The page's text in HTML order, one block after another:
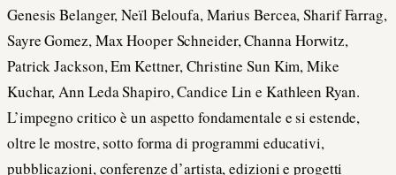
Genesis Belanger, Neïl Beloufa, Marius Bercea, Sharif Farrag,
Sayre Gomez, Max Hooper Schneider, Channa Horwitz,
Patrick Jackson, Em Kettner, Christine Sun Kim, Mike
Kuchar, Ann Leda Shapiro, Candice Lin e Kathleen Ryan.
L’impegno critico è un aspetto fondamentale e si estende,
oltre le mostre, sotto forma di programmi educativi,
pubblicazioni, conferenze d’artista, edizioni e progetti